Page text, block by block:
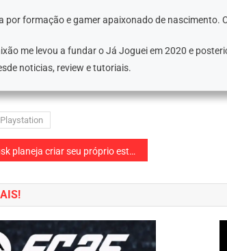
por formação e gamer apaixonado de nascimento.
me levou a fundar o Já Joguei em 2020 e
noticias, review e tutoriais.
Playstation
criar seu próprio estúdio de games